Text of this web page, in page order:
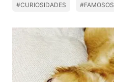
#CURIOSIDADES #FAMOSOS